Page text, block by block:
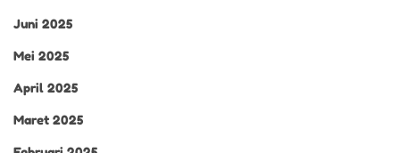
Juni 2025
Mei 2025
April 2025
Maret 2025